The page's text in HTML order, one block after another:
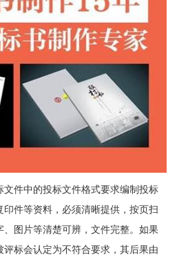
件中的投标文件格式要求编制投标
件等资料，必须清晰提供，按页扫
图片等清楚可辨，文件完整。如果
标会认定为不符合要求，其后果由